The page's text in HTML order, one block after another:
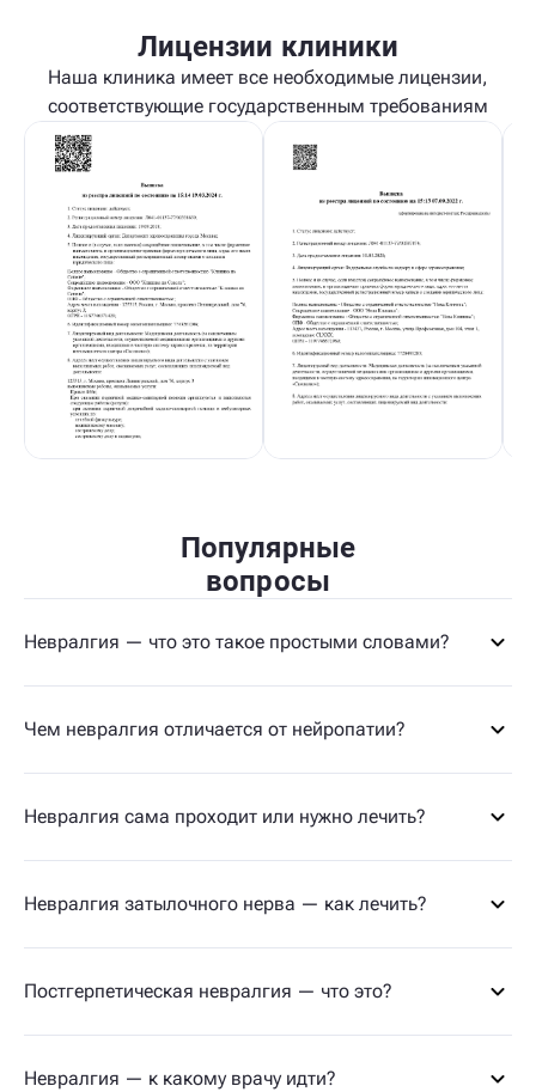
Лицензии клиники
Наша клиника имеет все необходимые лицензии,
соответствующие государственным требованиям
Популярные
вопросы
Невралгия — что это такое простыми словами?
Чем невралгия отличается от нейропатии?
Невралгия сама проходит или нужно лечить?
Невралгия затылочного нерва — как лечить?
Постгерпетическая невралгия — что это?
Невралгия — к какому врачу идти?